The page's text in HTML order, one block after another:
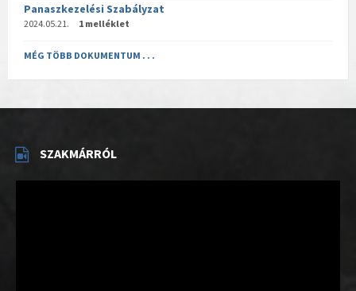
Panaszkezelési Szabályzat
2024.05.21. 1 melléklet
MÉG TÖBB DOKUMENTUM . . .
SZAKMÁRRÓL